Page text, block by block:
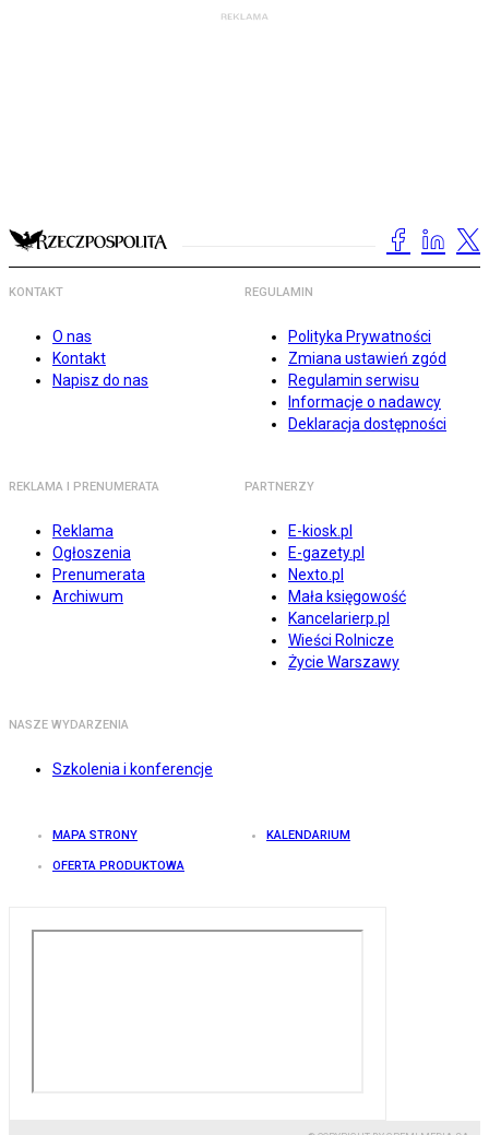
KONTAKT
O nas
Kontakt
Napisz do nas
REGULAMIN
Polityka Prywatności
Zmiana ustawień zgód
Regulamin serwisu
Informacje o nadawcy
Deklaracja dostępności
REKLAMA I PRENUMERATA
Reklama
Ogłoszenia
Prenumerata
Archiwum
PARTNERZY
E-kiosk.pl
E-gazety.pl
Nexto.pl
Mała księgowość
Kancelarierp.pl
Wieści Rolnicze
Życie Warszawy
NASZE WYDARZENIA
Szkolenia i konferencje
MAPA STRONY KALENDARIUM
OFERTA PRODUKTOWA